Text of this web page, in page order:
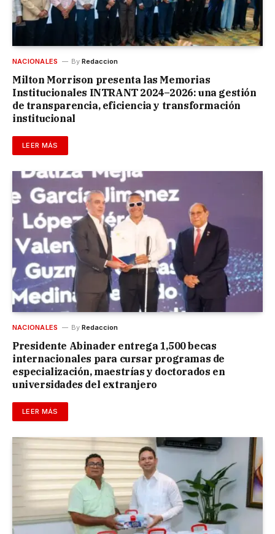
NACIONALES By Redaccion
Milton Morrison presenta las Memorias
Institucionales INTRANT 2024–2026: una gestión
de transparencia, eficiencia y transformación
institucional
LEER MÁS
NACIONALES By Redaccion
Presidente Abinader entrega 1,500 becas
internacionales para cursar programas de
especialización, maestrías y doctorados en
universidades del extranjero
LEER MÁS